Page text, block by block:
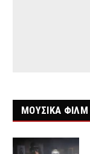
ΜΟΥΣΙΚΑ ΦΙΛΜ